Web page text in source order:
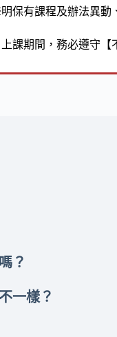
保有課程及辦法異動
課期間，務必遵守
？
一樣？